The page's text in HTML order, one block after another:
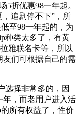
5折优惠98一年起。
追剧停不下”，所
至98一年起的，为
种类太多了，有黄
雅联名卡等，所以
友们可根据自己的需
选择非常多的，因
年，而老用户进入活
所有权益了，性价